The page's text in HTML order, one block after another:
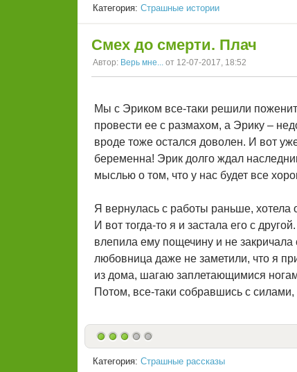
Категория: Страшные истории
Смех до смерти. Плач
Автор: Верь мне... от 12-07-2017, 18:52
Мы с Эриком все-таки решили
провести ее с размахом, а Эрику –
вроде тоже остался доволен. И вот
беременна! Эрик долго ждал
мыслью о том, что у нас будет все
Я вернулась с работы раньше, хотела
И вот тогда-то я и застала его с
влепила ему пощечину и не
любовница даже не заметили, что я
из дома, шагаю заплетающимися
Потом, все-таки собравшись с
Категория: Страшные рассказы